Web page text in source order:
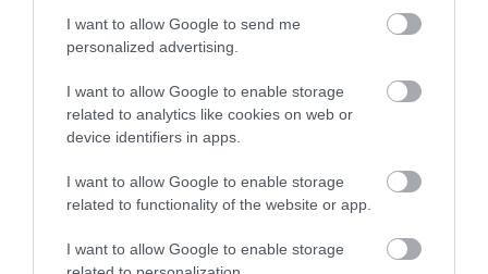
I want to allow Google to send me
personalized advertising.
I want to allow Google to enable storage
related to analytics like cookies on web or
device identifiers in apps.
I want to allow Google to enable storage
related to functionality of the website or app.
I want to allow Google to enable storage
Tévhit, hogy a strandolás után jelentkező fertőzések többségét a